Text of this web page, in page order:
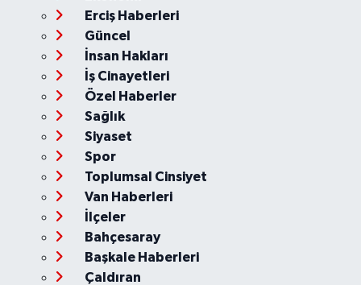
Erciş Haberleri
Güncel
İnsan Hakları
İş Cinayetleri
Özel Haberler
Sağlık
Siyaset
Spor
Toplumsal Cinsiyet
Van Haberleri
İlçeler
Bahçesaray
Başkale Haberleri
Çaldıran